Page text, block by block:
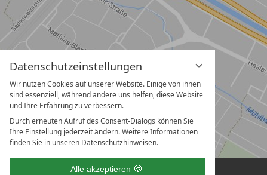
Datenschutzeinstellungen
Wir nutzen Cookies auf unserer Website. Einige von ihnen
sind essenziell, während andere uns helfen, diese Website
und Ihre Erfahrung zu verbessern.
Durch erneuten Aufruf des Consent-Dialogs können Sie
Ihre Einstellung jederzeit ändern. Weitere Informationen
finden Sie in unseren Datenschutzhinweisen.
Alle akzeptieren